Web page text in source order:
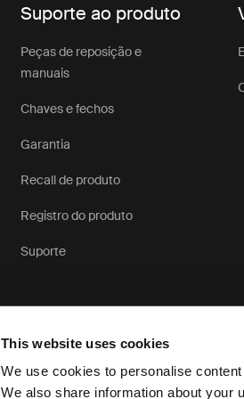
This website uses cookies
We use cookies to personalise
We also share information about your
Suporte ao produto
Peças de reposição e
manuais
Chaves e fechos
Garantia
Recall de produto
Registro do produto
Suporte